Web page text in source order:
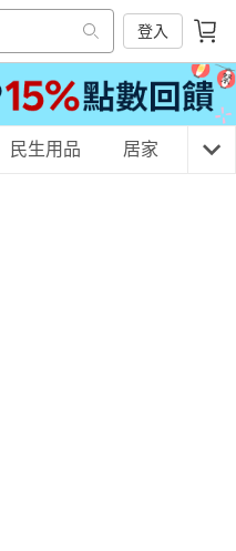
登入
民生用品 居家 3C